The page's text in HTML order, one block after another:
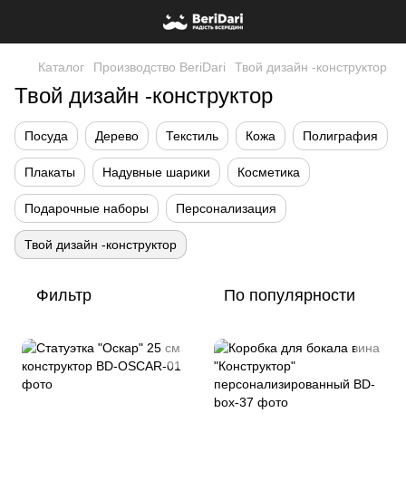
Каталог Производство BeriDari Твой дизайн -конструктор
Твой дизайн -конструктор
Посуда Дерево Текстиль Кожа Полиграфия
Плакаты Надувные шарики Косметика
Подарочные наборы Персонализация
Твой дизайн -конструктор
Фильтр По популярности